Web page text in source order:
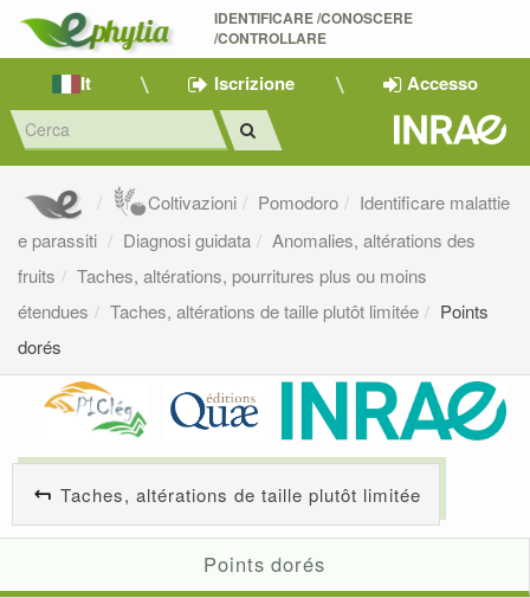
IDENTIFICARE /CONOSCERE
/CONTROLLARE
It Iscrizione Accesso
Coltivazioni Pomodoro
Identificare malattie
e parassiti
Diagnosi guidata
Anomalies, altérations des
fruits
Taches, altérations, pourritures plus ou moins
étendues
Taches, altérations de taille plutôt limitée
Points
dorés
Taches, altérations de taille plutôt limitée
Points dorés